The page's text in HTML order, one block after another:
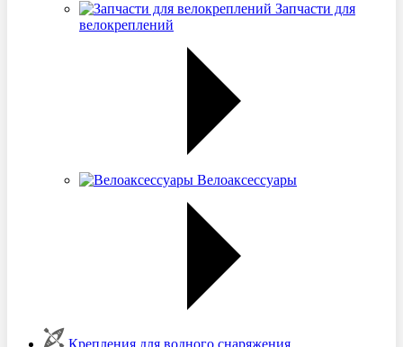
Запчасти для
велокреплений
Велоаксессуары
Крепления для водного снаряжения